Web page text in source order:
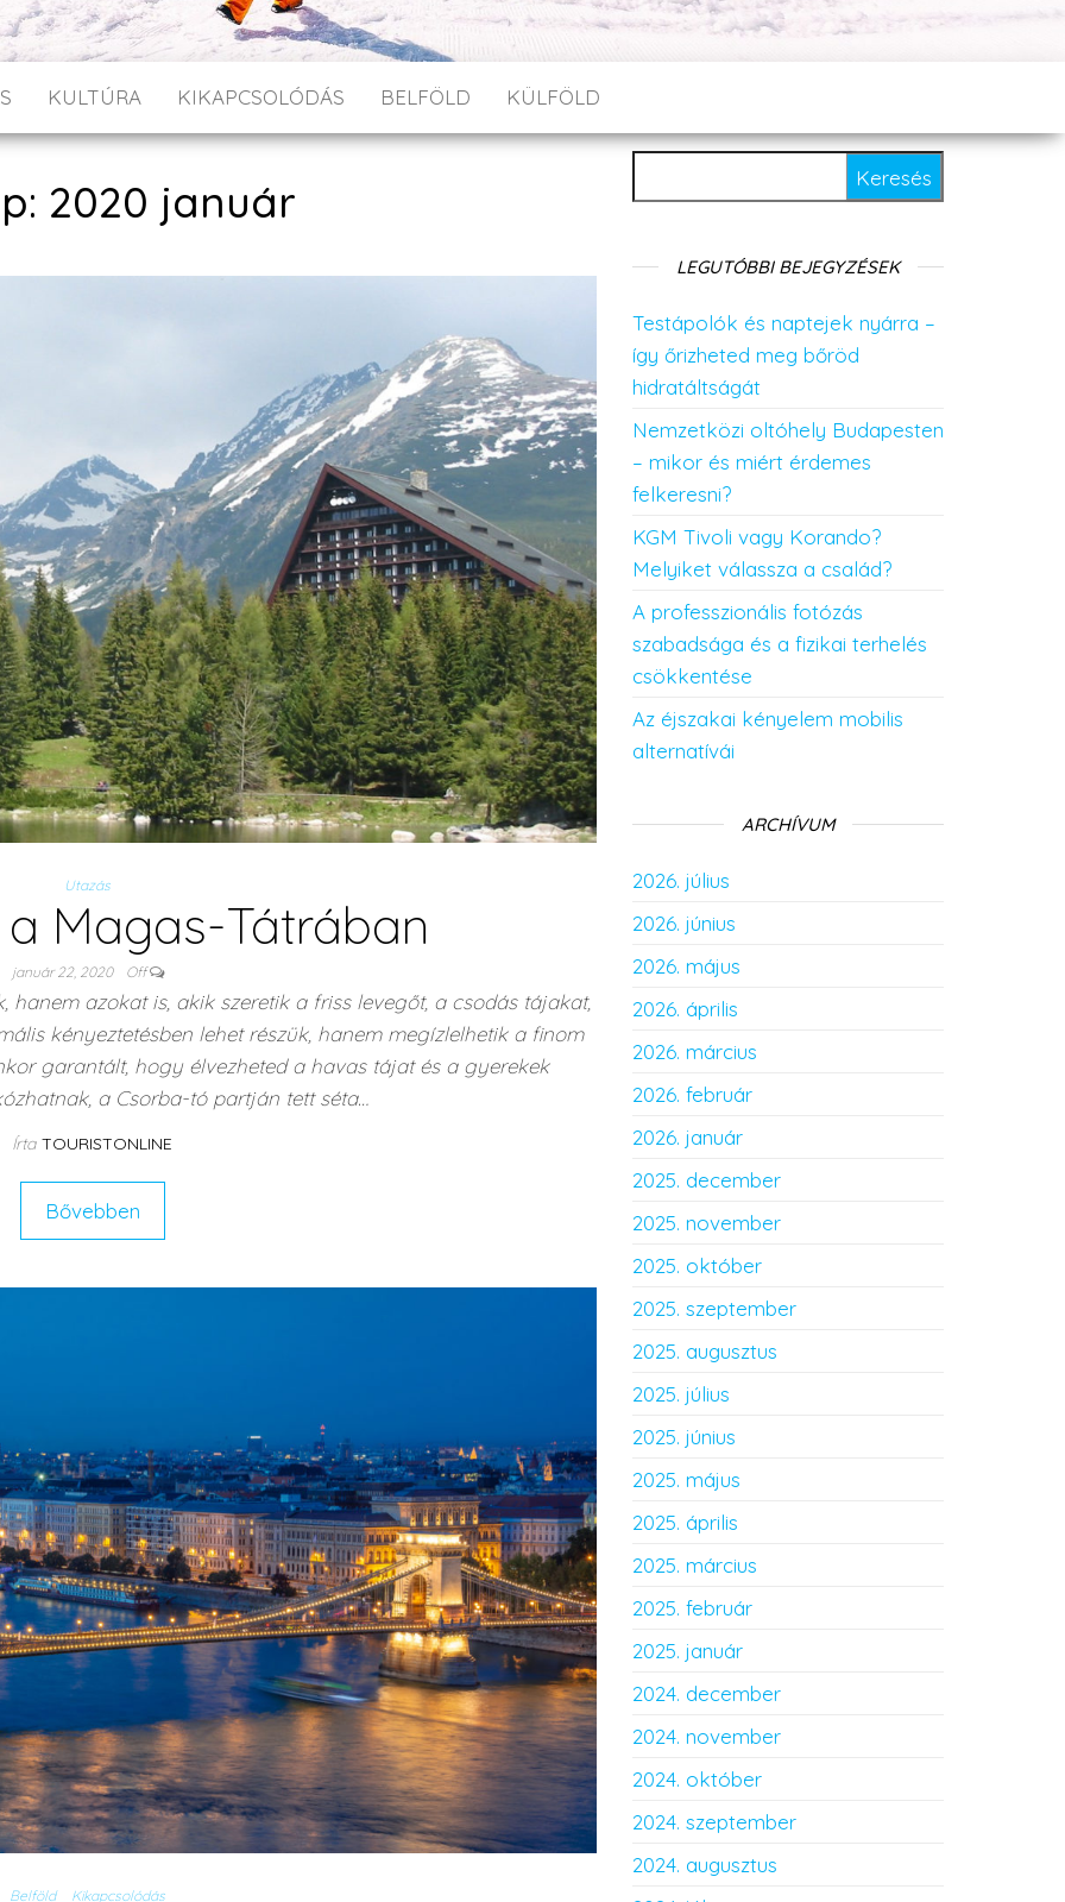
KULTÚRA KIKAPCSOLÓDÁS BELFÖLD KÜLFÖLD
2020 január
Utazás
Magas-Tátrában
január 22, 2020 Off
azokat is, akik szeretik a friss levegőt, a csodás tájakat,
kényeztetésben lehet részük, hanem megízlelhetik a finom
garantált, hogy élvezheted a havas tájat és a gyerekek
a Csorba-tó partján tett séta…
Írta TOURISTONLINE
Bővebben
Belföld Kikapcsolódás
LEGUTÓBBI BEJEGYZÉSEK
Testápolók és naptejek nyárra –
így őrizheted meg bőröd
hidratáltságát
Nemzetközi oltóhely Budapesten
– mikor és miért érdemes
felkeresni?
KGM Tivoli vagy Korando?
Melyiket válassza a család?
A professzionális fotózás
szabadsága és a fizikai terhelés
csökkentése
Az éjszakai kényelem mobilis
alternatívái
ARCHÍVUM
2026. július
2026. június
2026. május
2026. április
2026. március
2026. február
2026. január
2025. december
2025. november
2025. október
2025. szeptember
2025. augusztus
2025. július
2025. június
2025. május
2025. április
2025. március
2025. február
2025. január
2024. december
2024. november
2024. október
2024. szeptember
2024. augusztus